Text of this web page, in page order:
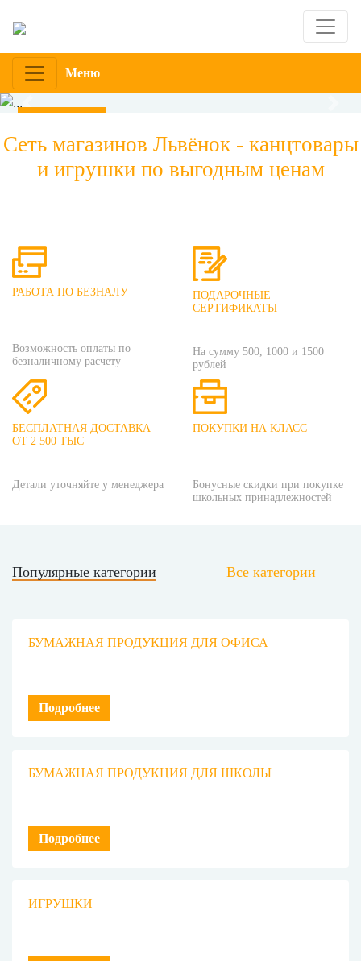
Меню
Previous
Сеть магазинов Львёнок - канцтовары
и игрушки по выгодным ценам
РАБОТА ПО БЕЗНАЛУ
Возможность оплаты по
безналичному расчету
ПОДАРОЧНЫЕ
СЕРТИФИКАТЫ
На сумму 500, 1000 и 1500
рублей
БЕСПЛАТНАЯ ДОСТАВКА
ОТ 2 500 ТЫС
Детали уточняйте у менеджера
ПОКУПКИ НА КЛАСС
Бонусные скидки при покупке
школьных принадлежностей
Популярные категории Все категории
БУМАЖНАЯ ПРОДУКЦИЯ ДЛЯ ОФИСА
Подробнее
БУМАЖНАЯ ПРОДУКЦИЯ ДЛЯ ШКОЛЫ
Подробнее
ИГРУШКИ